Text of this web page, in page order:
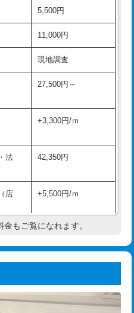
13,200円+材料費
ッキ
16,500円+材料費
22,000円+材料費
11,000円+材料費
13,200円
） 16,500円
22,000円
浄便
22,000円
3,300円
5,500円
11,000円
現地調査
27,500円～
+3,300円/ｍ
法
42,350円
店
+5,500円/ｍ
現地調査
+3,300円
もご覧になれます。